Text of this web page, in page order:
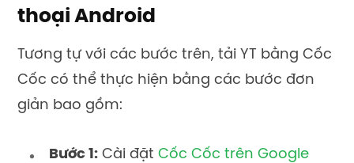
thoại Android
Tương tự với các bước trên, tải YT bằng Cốc
Cốc có thể thực hiện bằng các bước đơn
giản bao gồm:
Bước 1: Cài đặt Cốc Cốc trên Google